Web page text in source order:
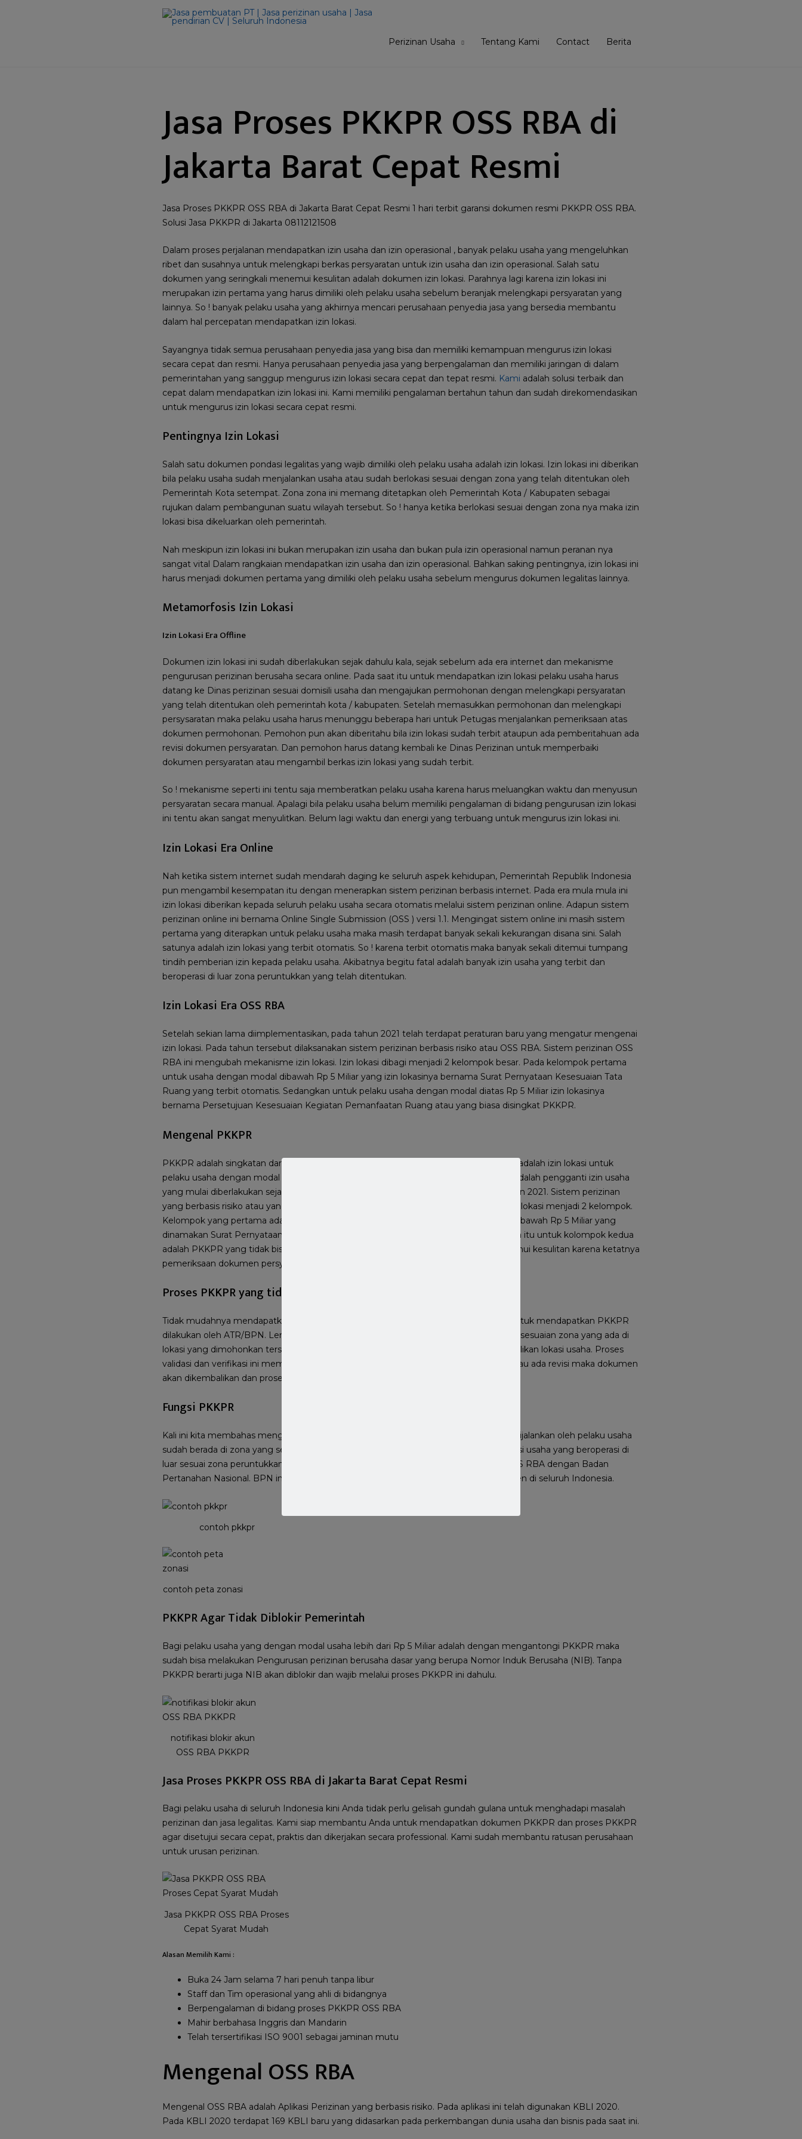
Perizinan Usaha Tentang Kami Contact Berita
Jasa Proses PKKPR OSS RBA di
Jakarta Barat Cepat Resmi
Jasa Proses PKKPR OSS RBA di Jakarta Barat Cepat Resmi 1 hari terbit garansi dokumen resmi PKKPR OSS RBA.
Solusi Jasa PKKPR di Jakarta 08112121508
Dalam proses perjalanan mendapatkan izin usaha dan izin operasional , banyak pelaku usaha yang mengeluhkan
ribet dan susahnya untuk melengkapi berkas persyaratan untuk izin usaha dan izin operasional. Salah satu
dokumen yang seringkali menemui kesulitan adalah dokumen izin lokasi. Parahnya lagi karena izin lokasi ini
merupakan izin pertama yang harus dimiliki oleh pelaku usaha sebelum beranjak melengkapi persyaratan yang
lainnya. So ! banyak pelaku usaha yang akhirnya mencari perusahaan penyedia jasa yang bersedia membantu
dalam hal percepatan mendapatkan izin lokasi.
Sayangnya tidak semua perusahaan penyedia jasa yang bisa dan memiliki kemampuan mengurus izin lokasi
secara cepat dan resmi. Hanya perusahaan penyedia jasa yang berpengalaman dan memiliki jaringan di dalam
pemerintahan yang sanggup mengurus izin lokasi secara cepat dan tepat resmi. Kami adalah solusi terbaik dan
cepat dalam mendapatkan izin lokasi ini. Kami memiliki pengalaman bertahun tahun dan sudah direkomendasikan
untuk mengurus izin lokasi secara cepat resmi.
Pentingnya Izin Lokasi
Salah satu dokumen pondasi legalitas yang wajib dimiliki oleh pelaku usaha adalah izin lokasi. Izin lokasi ini diberikan
bila pelaku usaha sudah menjalankan usaha atau sudah berlokasi sesuai dengan zona yang telah ditentukan oleh
Pemerintah Kota setempat. Zona zona ini memang ditetapkan oleh Pemerintah Kota / Kabupaten sebagai
rujukan dalam pembangunan suatu wilayah tersebut. So ! hanya ketika berlokasi sesuai dengan zona nya maka izin
lokasi bisa dikeluarkan oleh pemerintah.
Nah meskipun izin lokasi ini bukan merupakan izin usaha dan bukan pula izin operasional namun peranan nya
sangat vital Dalam rangkaian mendapatkan izin usaha dan izin operasional. Bahkan saking pentingnya, izin lokasi ini
harus menjadi dokumen pertama yang dimiliki oleh pelaku usaha sebelum mengurus dokumen legalitas lainnya.
Metamorfosis Izin Lokasi
Izin Lokasi Era Offline
Dokumen izin lokasi ini sudah diberlakukan sejak dahulu kala, sejak sebelum ada era internet dan mekanisme
pengurusan perizinan berusaha secara online. Pada saat itu untuk mendapatkan izin lokasi pelaku usaha harus
datang ke Dinas perizinan sesuai domisili usaha dan mengajukan permohonan dengan melengkapi persyaratan
yang telah ditentukan oleh pemerintah kota / kabupaten. Setelah memasukkan permohonan dan melengkapi
persysaratan maka pelaku usaha harus menunggu beberapa hari untuk Petugas menjalankan pemeriksaan atas
dokumen permohonan. Pemohon pun akan diberitahu bila izin lokasi sudah terbit ataupun ada pemberitahuan ada
revisi dokumen persyaratan. Dan pemohon harus datang kembali ke Dinas Perizinan untuk memperbaiki
dokumen persyaratan atau mengambil berkas izin lokasi yang sudah terbit.
So ! mekanisme seperti ini tentu saja memberatkan pelaku usaha karena harus meluangkan waktu dan menyusun
persyaratan secara manual. Apalagi bila pelaku usaha belum memiliki pengalaman di bidang pengurusan izin lokasi
ini tentu akan sangat menyulitkan. Belum lagi waktu dan energi yang terbuang untuk mengurus izin lokasi ini.
Izin Lokasi Era Online
Nah ketika sistem internet sudah mendarah daging ke seluruh aspek kehidupan, Pemerintah Republik Indonesia
pun mengambil kesempatan itu dengan menerapkan sistem perizinan berbasis internet. Pada era mula mula ini
izin lokasi diberikan kepada seluruh pelaku usaha secara otomatis melalui sistem perizinan online. Adapun sistem
perizinan online ini bernama Online Single Submission (OSS ) versi 1.1. Mengingat sistem online ini masih sistem
pertama yang diterapkan untuk pelaku usaha maka masih terdapat banyak sekali kekurangan disana sini. Salah
satunya adalah izin lokasi yang terbit otomatis. So ! karena terbit otomatis maka banyak sekali ditemui tumpang
tindih pemberian izin kepada pelaku usaha. Akibatnya begitu fatal adalah banyak izin usaha yang terbit dan
beroperasi di luar zona peruntukkan yang telah ditentukan.
Izin Lokasi Era OSS RBA
Setelah sekian lama diimplementasikan, pada tahun 2021 telah terdapat peraturan baru yang mengatur mengenai
izin lokasi. Pada tahun tersebut dilaksanakan sistem perizinan berbasis risiko atau OSS RBA. Sistem perizinan OSS
RBA ini mengubah mekanisme izin lokasi. Izin lokasi dibagi menjadi 2 kelompok besar. Pada kelompok pertama
untuk usaha dengan modal dibawah Rp 5 Miliar yang izin lokasinya bernama Surat Pernyataan Kesesuaian Tata
Ruang yang terbit otomatis. Sedangkan untuk pelaku usaha dengan modal diatas Rp 5 Miliar izin lokasinya
bernama Persetujuan Kesesuaian Kegiatan Pemanfaatan Ruang atau yang biasa disingkat PKKPR.
Mengenal PKKPR
PKKPR adalah singkatan dari Persetujuan Kesesuaian Kegiatan Pemanfaatan Ruang adalah izin lokasi untuk
pelaku usaha dengan modal usaha diatas Rp 5 Miliar. Dokumen izin lokasi PKKPR ini adalah pengganti izin usaha
yang mulai diberlakukan sejak diberlakukan nya sistem perizinan berbasis risiko di tahun 2021. Sistem perizinan
yang berbasis risiko atau yang lebih dikenal dengan OSS RBA memang membagi izin lokasi menjadi 2 kelompok.
Kelompok yang pertama adalah izin lokasi untuk pelaku usaha dengan modal usaha dibawah Rp 5 Miliar yang
dinamakan Surat Pernyataan Kesesuaian Tata Ruang yang terbit otomatis. Sementara itu untuk kolompok kedua
adalah PKKPR yang tidak bisa terbit otomatis. Pada PKKPR inilah yang sering menemui kesulitan karena ketatnya
pemeriksaan dokumen persyaratan PKKPR.
Proses PKKPR yang tidak mudah
Tidak mudahnya mendapatkan PKKPR Karena pemeriksaan dokumen persyaratan untuk mendapatkan PKKPR
dilakukan oleh ATR/BPN. Lembaga ini mencocokkan permohonan PKKPR dengan kesesuaian zona yang ada di
lokasi yang dimohonkan tersebut. Kemudian juga mencocokkan dengan data kepemilikan lokasi usaha. Proses
validasi dan verifikasi ini memerlukan waktu 10-30 hari kerja dan apabila tidak sesuai atau ada revisi maka dokumen
akan dikembalikan dan proses diiulang dari awal.
Fungsi PKKPR
Kali ini kita membahas mengenai PKKPR untuk pelaku usaha yaitu agar usaha yang dijalankan oleh pelaku usaha
sudah berada di zona yang sesuai dengan peruntukkan nya. Hal ini juga mengantisipasi usaha yang beroperasi di
luar sesuai zona peruntukkan itu. Penertiban ini juga berkat sudah terintergrasinya OSS RBA dengan Badan
Pertanahan Nasional. BPN ini yang menggunakan database zona tiap kota / kabupaten di seluruh Indonesia.
contoh pkkpr
contoh peta zonasi
PKKPR Agar Tidak Diblokir Pemerintah
Bagi pelaku usaha yang dengan modal usaha lebih dari Rp 5 Miliar adalah dengan mengantongi PKKPR maka
sudah bisa melakukan Pengurusan perizinan berusaha dasar yang berupa Nomor Induk Berusaha (NIB). Tanpa
PKKPR berarti juga NIB akan diblokir dan wajib melalui proses PKKPR ini dahulu.
notifikasi blokir akun
OSS RBA PKKPR
Jasa Proses PKKPR OSS RBA di Jakarta Barat Cepat Resmi
Bagi pelaku usaha di seluruh Indonesia kini Anda tidak perlu gelisah gundah gulana untuk menghadapi masalah
perizinan dan jasa legalitas. Kami siap membantu Anda untuk mendapatkan dokumen PKKPR dan proses PKKPR
agar disetujui secara cepat, praktis dan dikerjakan secara professional. Kami sudah membantu ratusan perusahaan
untuk urusan perizinan.
Jasa PKKPR OSS RBA Proses
Cepat Syarat Mudah
Alasan Memilih Kami :
Buka 24 Jam selama 7 hari penuh tanpa libur
Staff dan Tim operasional yang ahli di bidangnya
Berpengalaman di bidang proses PKKPR OSS RBA
Mahir berbahasa Inggris dan Mandarin
Telah tersertifikasi ISO 9001 sebagai jaminan mutu
Mengenal OSS RBA
Mengenal OSS RBA adalah Aplikasi Perizinan yang berbasis risiko. Pada aplikasi ini telah digunakan KBLI 2020.
Pada KBLI 2020 terdapat 169 KBLI baru yang didasarkan pada perkembangan dunia usaha dan bisnis pada saat ini.